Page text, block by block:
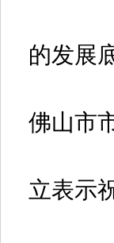
的发展
佛山市
立表示